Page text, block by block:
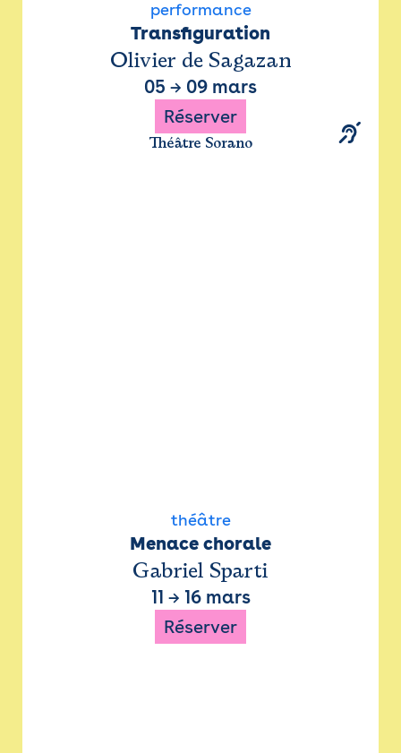
performance
Transfiguration
Olivier de Sagazan
05 → 09 mars
Réserver
Théâtre Sorano
théâtre
Menace chorale
Gabriel Sparti
11 → 16 mars
Réserver